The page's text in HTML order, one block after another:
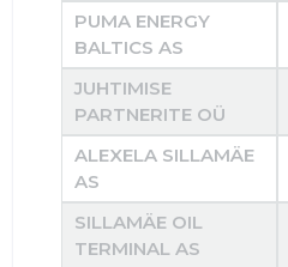
PUMA ENERGY
BALTICS AS
JUHTIMISE
PARTNERITE OÜ
ALEXELA SILLAMÄE
AS
SILLAMÄE OIL
TERMINAL AS